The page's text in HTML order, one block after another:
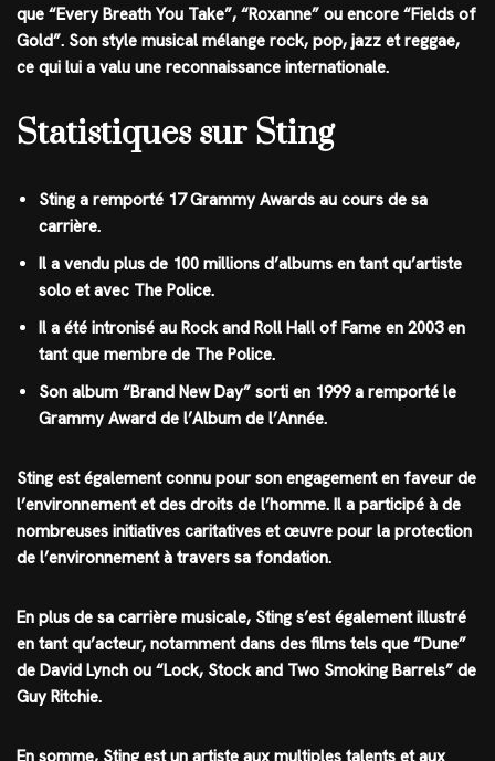
que “Every Breath You Take”, “Roxanne” ou encore “Fields of
Gold”. Son style musical mélange rock, pop, jazz et reggae,
ce qui lui a valu une reconnaissance internationale.
Statistiques sur Sting
Sting a remporté 17 Grammy Awards au cours de sa
carrière.
Il a vendu plus de 100 millions d’albums en tant qu’artiste
solo et avec The Police.
Il a été intronisé au Rock and Roll Hall of Fame en 2003 en
tant que membre de The Police.
Son album “Brand New Day” sorti en 1999 a remporté le
Grammy Award de l’Album de l’Année.
Sting est également connu pour son engagement en faveur de
l’environnement et des droits de l’homme. Il a participé à de
nombreuses initiatives caritatives et œuvre pour la protection
de l’environnement à travers sa fondation.
En plus de sa carrière musicale, Sting s’est également illustré
en tant qu’acteur, notamment dans des films tels que “Dune”
de David Lynch ou “Lock, Stock and Two Smoking Barrels” de
Guy Ritchie.
En somme, Sting est un artiste aux multiples talents et aux